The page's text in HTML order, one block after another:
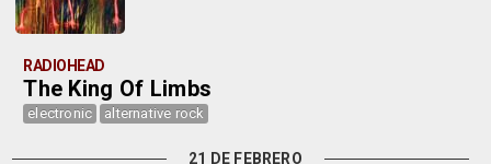
RADIOHEAD
The King Of Limbs
electronic alternative rock
21 DE FEBRERO